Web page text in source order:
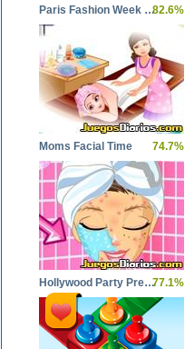
Paris Fashion Week Makeover82.6%
Moms Facial Time 74.7%
Hollywood Party Prep Facial77.1%